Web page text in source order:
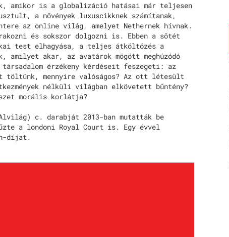
amikor is a globalizáció hatásai már teljesen
a növények luxuscikknek számítanak,
az online világ, amelyet Nethernek hívnak.
és sokszor dolgozni is. Ebben a sötét
test elhagyása, a teljes átköltözés a
amilyet akar, az avatárok mögött meghúzódó
érzékeny kérdéseit feszegeti: az
mennyire valóságos? Az ott létesült
nélküli világban elkövetett bűntény?
morális korlátja?
c. darabját 2013-ban mutatták be
a londoni Royal Court is. Egy évvel
díjat.